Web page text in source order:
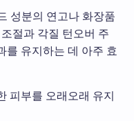
성분의 연고나 화장품
절과 각질 턴오버 주
를 유지하는 데 아주 효
피부를 오래오래 유지